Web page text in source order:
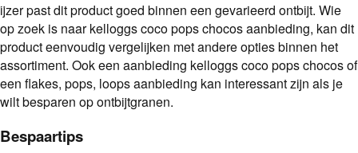
ijzer past dit product goed binnen een gevarieerd ontbijt. Wie
op zoek is naar kelloggs coco pops chocos aanbieding, kan dit
product eenvoudig vergelijken met andere opties binnen het
assortiment. Ook een aanbieding kelloggs coco pops chocos of
een flakes, pops, loops aanbieding kan interessant zijn als je
wilt besparen op ontbijtgranen.
Bespaartips